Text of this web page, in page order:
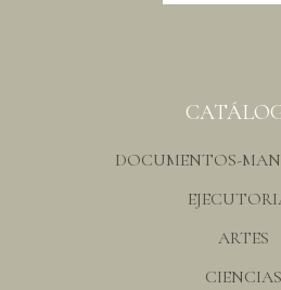
DOCUMENTOS-
ARTES
CIENCIAS